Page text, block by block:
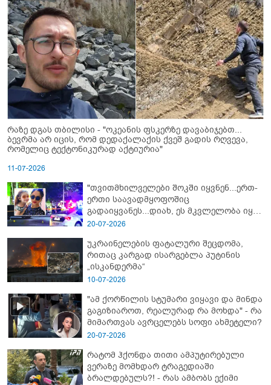
რაზე დგას თბილისი - "ოკეანის ფსკერზე დავაბიჯებთ...
ბევრმა არ იცის, რომ დედაქალაქის ქვეშ გადის რღვევა,
რომელიც ტექტონიკურად აქტიურია"
11-07-2026
"თვითმხილველები შოკში იყვნენ...ერთ-
ერთი საავადმყოფოშიც
გადაიყვანეს...დიახ, ეს მკვლელობა იყო"
- გორში დატრიალებული ტრაგედიის
20-07-2026
უკრაინელების ფატალური შეცდომა,
რითაც კარგად ისარგებლა პუტინის
„ისკანდერმა“
10-07-2026
"ამ ქორწილის სტუმარი ვიყავი და მინდა
გაგიზიაროთ, რეალურად რა მოხდა" - რა
მიმართვას ავრცელებს სოფი ახმეტელი?
20-07-2026
რატომ ჰქონდა თითი ამპუტირებული
ვერაზე მომხდარ ტრაგედიაში
ბრალდებულს?! - რას ამბობს ექიმი